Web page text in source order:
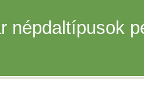
népdaltípusok